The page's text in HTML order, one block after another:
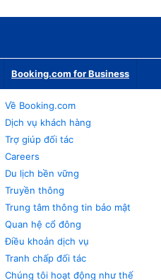
Booking.com for Business
Về Booking.com
Dịch vụ khách hàng
Trợ giúp đối tác
Careers
Du lịch bền vững
Truyền thông
Trung tâm thông tin bảo mật
Quan hệ cổ đông
Điều khoản dịch vụ
Tranh chấp đối tác
Chúng tôi hoạt động như thế